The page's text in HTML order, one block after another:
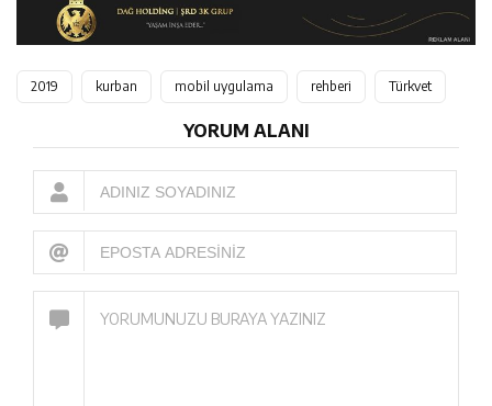
2019 kurban mobil uygulama rehberi Türkvet
YORUM ALANI